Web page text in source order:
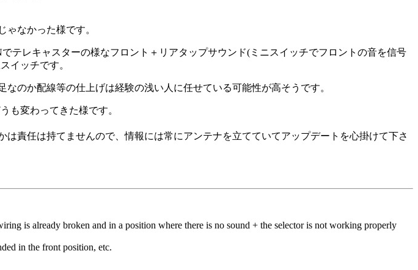
なかった様です。
テレキャスターの様なフロント＋リアタップサウンド(ミニスイッチでフロントの音を信号
イッチです。
のか配線等の仕上げは経験の浅い人に任せている可能性が高そうです。
も変わってきた様です。
責任は持てませんので、情報には常にアンテナを立てていてアップデートを心掛けて下さ
is already broken and in a position where there is no sound + the selector is not working properly
in the front position, etc.